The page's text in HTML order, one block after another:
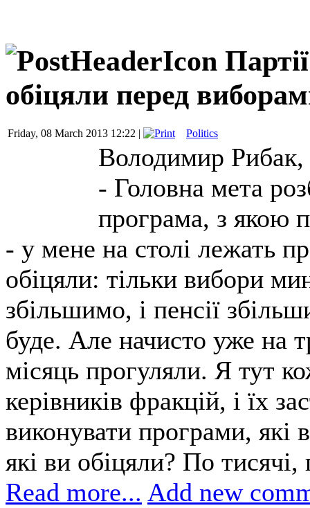
обіцяли перед
Friday, 08 March 2013 12:22 | Politics
Володимир Рибак,
- Головна мета
програма, з якою
- у мене на столі лежать
обіцяли: тільки вибори
збільшимо, і пенсії
буде. Але начисто уже на
місяць прогуляли. Я тут
керівників фракцій, і їх
виконувати програми, які
які ви обіцяли? По
Read more... Add new